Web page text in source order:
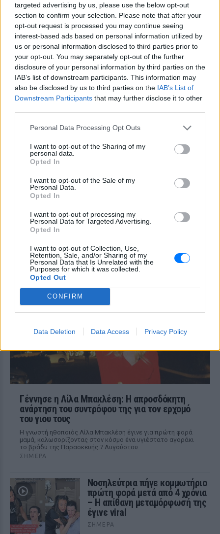
targeted advertising by us, please use the below opt-out
section to confirm your selection. Please note that after your
opt-out request is processed you may continue seeing
interest-based ads based on personal information utilized by
us or personal information disclosed to third parties prior to
your opt-out. You may separately opt-out of the further
disclosure of your personal information by third parties on the
IAB’s list of downstream participants. This information may
also be disclosed by us to third parties on the IAB’s List of
Downstream Participants that may further disclose it to other
Personal Data Processing Opt Outs
I want to opt-out of the Sharing of my
personal data.
Opted In
I want to opt-out of the Sale of my
Personal Data.
Opted In
I want to opt-out of processing my
Personal Data for Targeted Advertising.
Opted In
I want to opt-out of Collection, Use,
Retention, Sale, and/or Sharing of my
Personal Data that Is Unrelated with the
Purposes for which it was collected.
Opted Out
CONFIRM
Data Deletion Data Access Privacy Policy
ΔΕΙΤΕ ΕΠΙΣΗΣ
ΣΤΗΝ ΙΔΙΑ ΚΑΤΗΓΟΡΙΑ
Ο Μπρούκλιν Μπέκαμ έβρασε
μακαρόνια με θαλασσινό νερό
και δέχτηκε ανελέητο
τρολάρισμα online
ΣΉΜΕΡΑ
καταλληλότητα του νερού, με σχόλια
αυτό;»
22 χρόνια από τον θάνατο του
Δημήτρη Παπαμιχαήλ: Η
το «γοητευτικό λεβεντόπαιδο
του ελληνικού σινεμά»
Τον θυμόμαστε ως σπουδαίο ηθοποιό και
καλλιτέχνη που αποτέλεσε, μαζί με την
Μαρίνα Βερνίκου: Πόζαρε με
λαγοκέφαλο στο χέρι
αντιδρούμε όταν συναντάμε λαγοκέφαλο
στη θάλασσα
Γέννησε η Λίλα Μπακλέση: Η απροσδόκητη
ανάρτηση του συντρόφου της για τον ερχομό
του γιου τους
Η γνωστή ηθοποιός Λίλα Μπακλέση έγινε για πρώτη φορά
μαμά, καλωσορίζοντας στον κόσμο ένα υγιέστατο αγοράκι
το βράδυ της Παρασκευής 7 Αυγούστου.
ΣΉΜΕΡΑ
Νοσηλεύτρια πήγε κομμωτήριο
πρώτη φορά μετά από 4 χρόνια
– Η απίθανη μεταμόρφωσή της
έγινε viral
ΣΉΜΕΡΑ